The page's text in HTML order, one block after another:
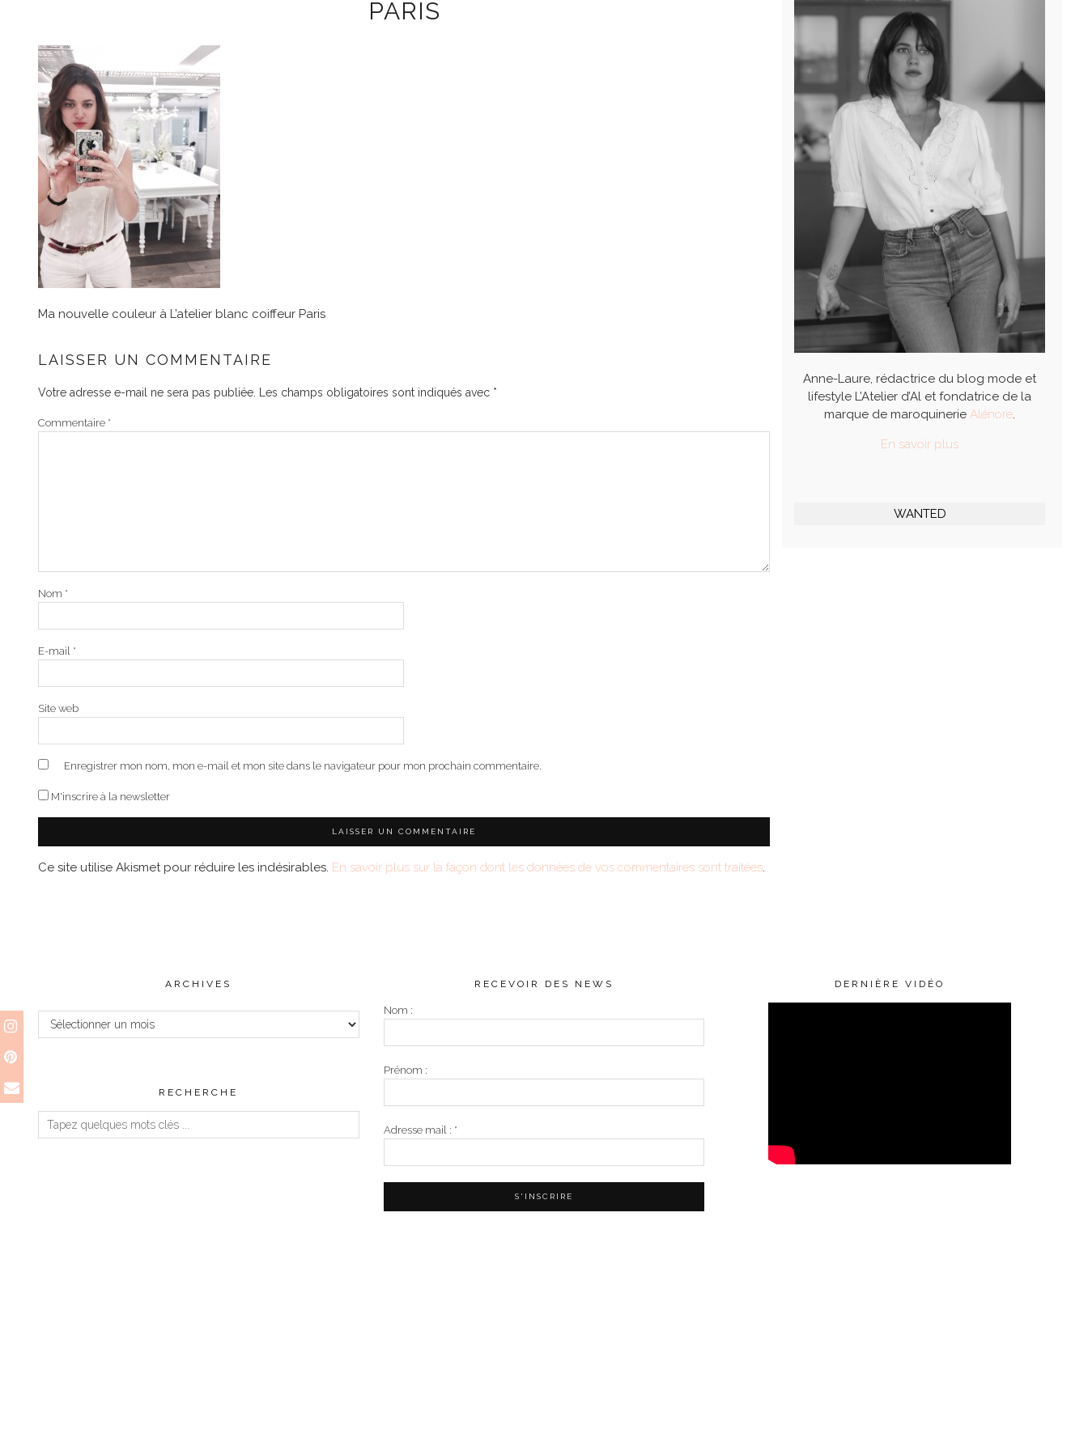
PARIS
Ma nouvelle couleur à L’atelier blanc coiffeur Paris
LAISSER UN COMMENTAIRE
Votre adresse e-mail ne sera pas publiée. Les champs obligatoires sont indiqués avec *
Commentaire *
Nom *
E-mail *
Site web
Enregistrer mon nom, mon e-mail et mon site dans le navigateur pour mon prochain commentaire.
M'inscrire à la newsletter
Ce site utilise Akismet pour réduire les indésirables. En savoir plus sur la façon dont les données de vos commentaires sont traitées.
Anne-Laure, rédactrice du blog mode et
lifestyle L’Atelier d’Al et fondatrice de la
marque de maroquinerieAlénore.
En savoir plus
WANTED
ARCHIVES
Archives
RECHERCHE
RECEVOIR DES NEWS
Nom :
Prénom :
Adresse mail : *
DERNIÈRE VIDÉO